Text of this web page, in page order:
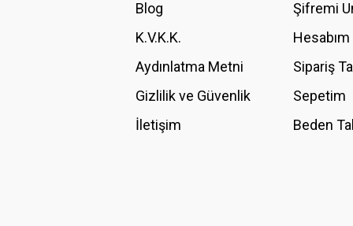
Ürün fiyatı diğer sitelerden daha pahalı.
Bu ürüne benzer farklı alternatifler olmalı.
Blog
K.V.K.K.
Aydınlatma Metni
Gizlilik ve Güvenlik
İletişim
Şifremi
Hesabım
Sipariş
Sepetim
Beden